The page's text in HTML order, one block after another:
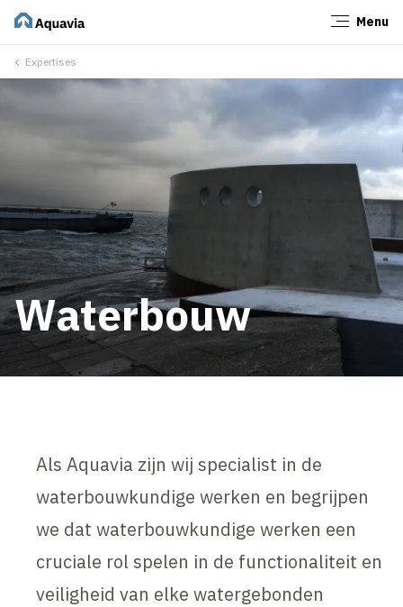
Menu
Expertises
Waterbouw
Als Aquavia zijn wij specialist in de
waterbouwkundige werken en begrijpen
we dat waterbouwkundige werken een
cruciale rol spelen in de functionaliteit en
veiligheid van elke watergebonden
Sluiten